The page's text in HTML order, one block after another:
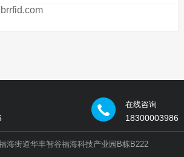
在线咨询
18300003986
海街道华丰智谷福海科技产业园B栋B222